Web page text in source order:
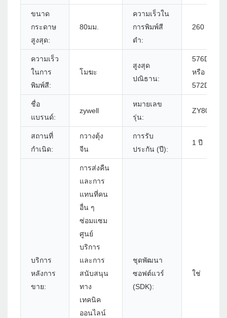
ขนาด
กระดาษ
สูงสุด:
80มม.
ความเร็วใน
การพิมพ์สี
ดำ:
260 มม. / s
ความเร็ว
ในการ
พิมพ์สี:
โมฆะ
สูงสุด
ปณิธาน:
หรือ
ชื่อ
แบรนด์:
zywell
หมายเลข
รุ่น:
ZY806 -
สถานที่
กำเนิด:
กวางตุ้ง
จีน
การรับ
ประกัน (ปี):
1 ปี
บริการ
หลังการ
ขาย:
การส่งคืน
และการ
แทนที่คน
อื่น ๆ
ซ่อมแซม
ศูนย์
บริการ
และการ
สนับสนุน
ทาง
เทคนิค
ออนไลน์
ชุดพัฒนา
ซอฟต์แวร์
(SDK):
ใช่